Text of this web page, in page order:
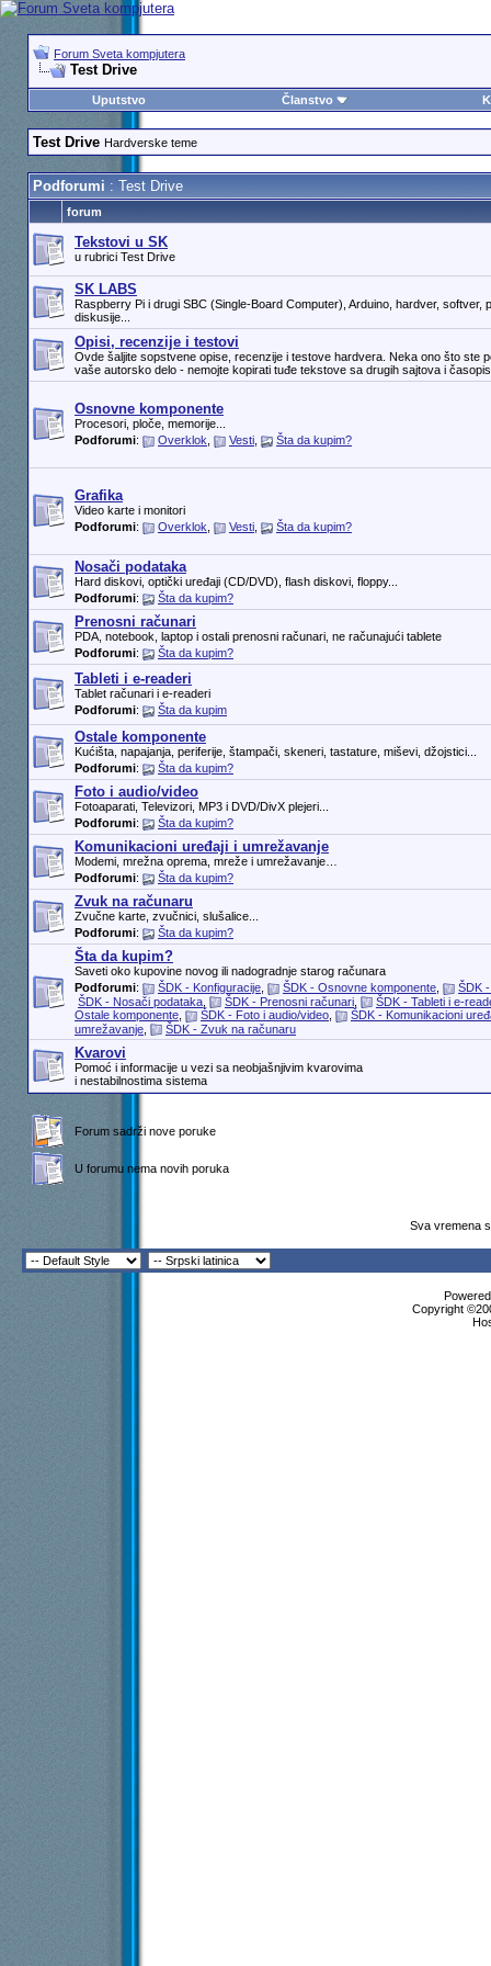
Forum Sveta kompjutera
Test Drive
Uputstvo Članstvo
Test Drive Hardverske teme
Podforumi : Test Drive
forum
Tekstovi u SK
u rubrici Test Drive
SK LABS
Raspberry Pi i drugi SBC (Single-Board Computer), Arduino, hardver, softver,
diskusije...
Opisi, recenzije i testovi
Ovde šaljite sopstvene opise, recenzije i testove hardvera. Neka ono što ste
vaše autorsko delo - nemojte kopirati tuđe tekstove sa drugih sajtova i
Osnovne komponente
Procesori, ploče, memorije...
Podforumi: Overklok Vesti, Šta da kupim?
Grafika
Video karte i monitori
Podforumi: Overklok Vesti, Šta da kupim?
Nosači podataka
Hard diskovi, optički uređaji (CD/DVD), flash diskovi, floppy...
Podforumi: Šta da kupim?
Prenosni računari
PDA, notebook, laptop i ostali prenosni računari, ne računajući tablete
Podforumi: Šta da kupim?
Tableti i e-readeri
Tablet računari i e-readeri
Podforumi: Šta da kupim
Ostale komponente
Kućišta, napajanja, periferije, štampači, skeneri, tastature, miševi, džojstici...
Podforumi: Šta da kupim?
Foto i audio/video
Fotoaparati, Televizori, MP3 i DVD/DivX plejeri...
Podforumi: Šta da kupim?
Komunikacioni uređaji i umrežavanje
Modemi, mrežna oprema, mreže i umrežavanje…
Podforumi: Šta da kupim?
Zvuk na računaru
Zvučne karte, zvučnici, slušalice...
Podforumi: Šta da kupim?
Šta da kupim?
Saveti oko kupovine novog ili nadogradnje starog računara
Podforumi: ŠDK - Konfiguracije, ŠDK - Osnovne komponente,
ŠDK
ŠDK - Nosači podataka, ŠDK - Prenosni računari,
ŠDK - Tableti i e-
Ostale komponente, ŠDK - Foto i audio/video,
ŠDK - Komunikacioni
umrežavanje, ŠDK - Zvuk na računaru
Kvarovi
Pomoć i informacije u vezi sa neobjašnjivim kvarovima
i nestabilnostima sistema
Forum sadrži nove poruke
U forumu nema novih poruka
Sva vremena
Copyright